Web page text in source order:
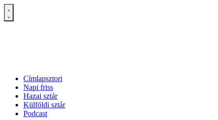
Címlapsztori
Napi friss
Hazai sztár
Külföldi sztár
Podcast